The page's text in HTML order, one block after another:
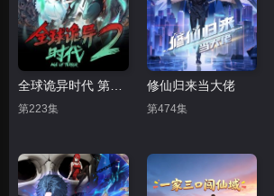
第223集
修仙归来当大佬
第474集